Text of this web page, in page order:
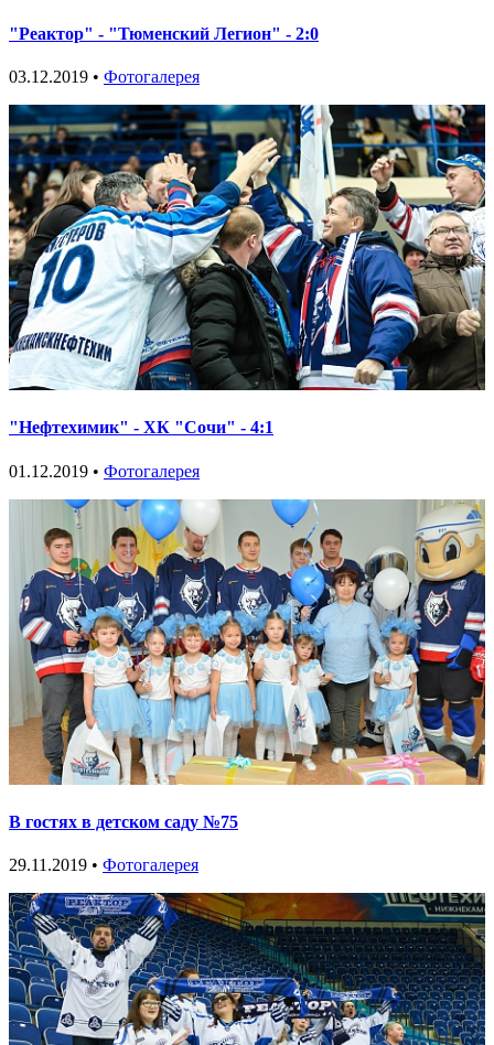
"Реактор" - "Тюменский Легион" - 2:0
03.12.2019 • Фотогалерея
"Нефтехимик" - ХК "Сочи" - 4:1
01.12.2019 • Фотогалерея
В гостях в детском саду №75
29.11.2019 • Фотогалерея